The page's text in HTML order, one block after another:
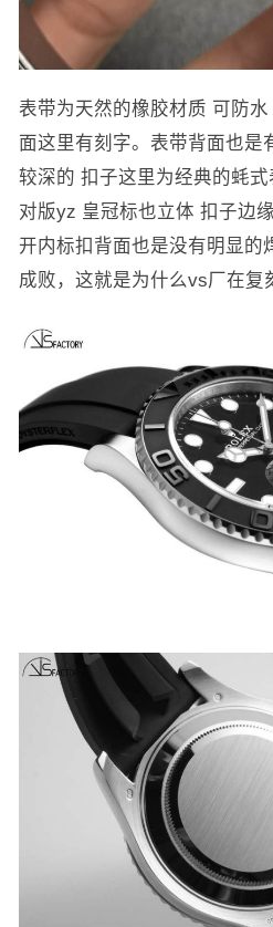
表带为天然的橡胶材质 可防
面这里有刻字。表带背面也是
较深的 扣子这里为经典的蚝
对版yz 皇冠标也立体 扣子边
开内标扣背面也是没有明显的
成败，这就是为什么vs厂在复